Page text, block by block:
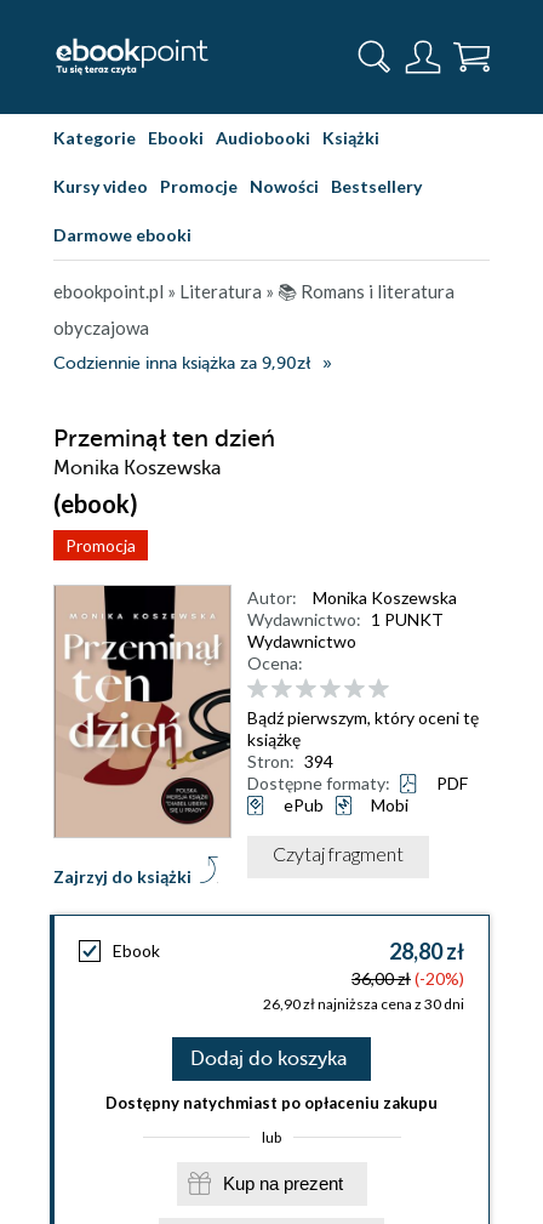
Kategorie Ebooki Audiobooki Książki
Kursy video Promocje Nowości Bestsellery
Darmowe ebooki
ebookpoint.pl » Literatura » 📚 Romans i literatura
obyczajowa
Codziennie inna książka za 9,90zł
Przeminął ten dzień
Monika Koszewska
(ebook)
Promocja
Zajrzyj do książki
Autor:
Monika Koszewska
Wydawnictwo: 1 PUNKT
Wydawnictwo
Ocena:
Bądź pierwszym, który oceni tę
książkę
Stron: 394
Dostępne formaty:
PDF
ePub
Mobi
Czytaj fragment
Ebook 28,80 zł
36,00 zł(-20%)
26,90 zł najniższa cena z 30 dni
Dodaj do koszyka
Dostępny natychmiast po opłaceniu zakupu
lub
Kup na prezent